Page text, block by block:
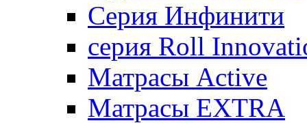
Серия Инфинити
серия Roll
Матрасы Active
Матрасы EXTRA